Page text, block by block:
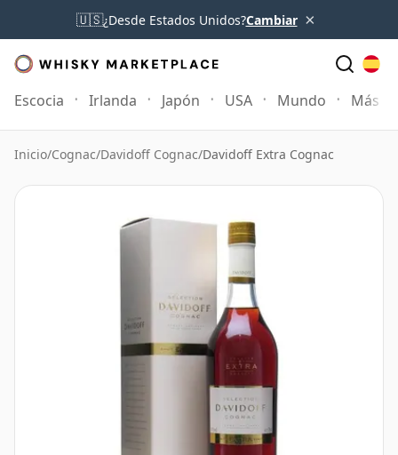
🇺🇸¿Desde Estados Unidos?Cambiar ×
Escocia Irlanda Japón USA Mundo Más
Inicio/Cognac/Davidoff Cognac/Davidoff Extra Cognac